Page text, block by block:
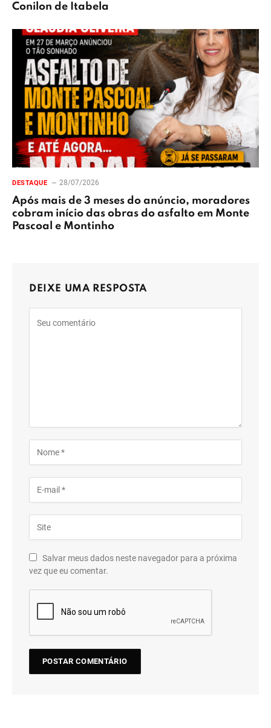
Conilon de Itabela
DESTAQUE 28/07/2026
Após mais de 3 meses do anúncio, moradores
cobram início das obras do asfalto em Monte
Pascoal e Montinho
DEIXE UMA RESPOSTA
Salvar meus dados neste navegador para a próxima
vez que eu comentar.